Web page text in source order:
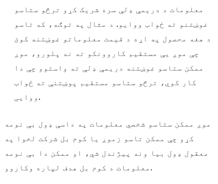
معلومات د دریمې ډلې سره شریک کړو ترڅو ستاسو
غوښتنو ته ځواب ووایو. د مثال په توګه، که تاسو
د هغه محصول په اړه د قیمت معلوماتو غوښتنه کوئ
چې موږ یې مستقیم کاروونکو ته نه پلورو، موږ
ممکن ستاسو غوښتنه دریمې ډلې ته واستوو چې دا
کار کوي، ترڅو ستاسو مستقیم پوښتنې ته ځواب
ووایی.
موږ ممکن ستاسو شخصي معلومات په داسې ډول بې نومه
کړو چې ممکن تاسو زموږ یا کوم بل شرکت لخوا په
معقول ډول بیا ونه پیژندل شي، او ممکن دا بې نومه
معلومات د کوم بل هدف لپاره وکاروو.